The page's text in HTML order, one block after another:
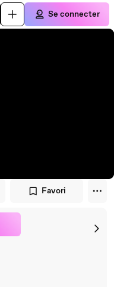
Se connecter
Favori